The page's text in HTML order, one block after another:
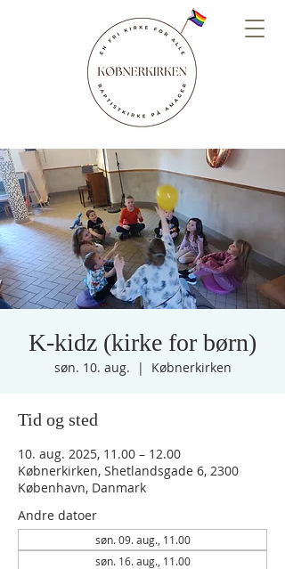
K-kidz (kirke for børn)
søn. 10. aug.
  |
Købnerkirken
Tid og sted
10. aug. 2025, 11.00 – 12.00
Købnerkirken, Shetlandsgade 6, 2300
København, Danmark
Andre datoer
søn. 09. aug., 11.00
søn. 16. aug., 11.00